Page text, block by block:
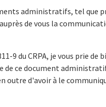
administratifs, tel que
de vous la
9 du CRPA, je vous prie de
de ce document
outre d'avoir à le